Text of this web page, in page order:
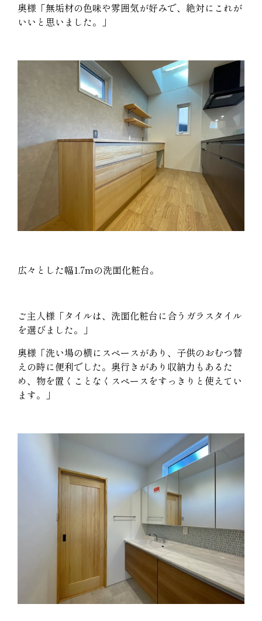
奥様「無垢材の色味や雰囲気が好みで、絶対にこれが
いいと思いました。」
広々とした幅1.7mの洗面化粧台。
ご主人様「タイルは、洗面化粧台に合うガラスタイル
を選びました。」
奥様「洗い場の横にスペースがあり、子供のおむつ替
えの時に便利でした。奥行きがあり収納力もあるた
め、物を置くことなくスペースをすっきりと使えてい
ます。」